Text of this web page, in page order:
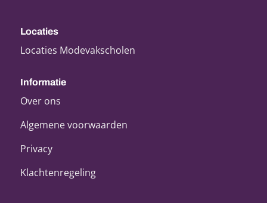
Locaties
Locaties Modevakscholen
Informatie
Over ons
Algemene voorwaarden
Privacy
Klachtenregeling